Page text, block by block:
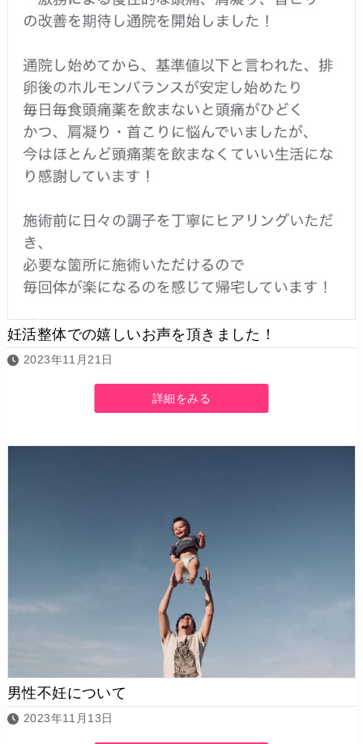
妊活整体での嬉しいお声を頂きました！
2023年11月21日
詳細をみる
男性不妊について
2023年11月13日